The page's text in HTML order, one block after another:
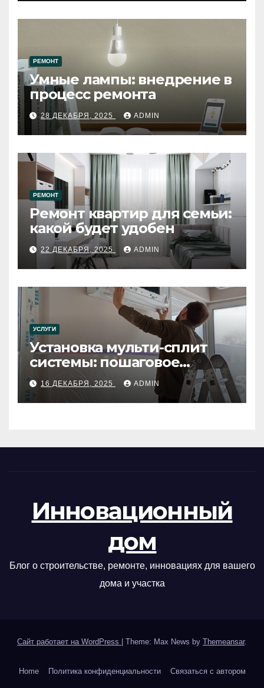
РЕМОНТ
Умные лампы: внедрение в
процесс ремонта
28 ДЕКАБРЯ, 2025 ADMIN
РЕМОНТ
Ремонт квартир для семьи:
какой будет удобен
22 ДЕКАБРЯ, 2025 ADMIN
УСЛУГИ
Установка мульти-сплит
системы: пошаговое
руководство
16 ДЕКАБРЯ, 2025 ADMIN
Инновационный
дом
Блог о строительстве, ремонте, инновациях для вашего
дома и участка
Сайт работает на WordPress Theme: Max News by Themeansar.
Home Политика конфиденциальности Связаться с автором